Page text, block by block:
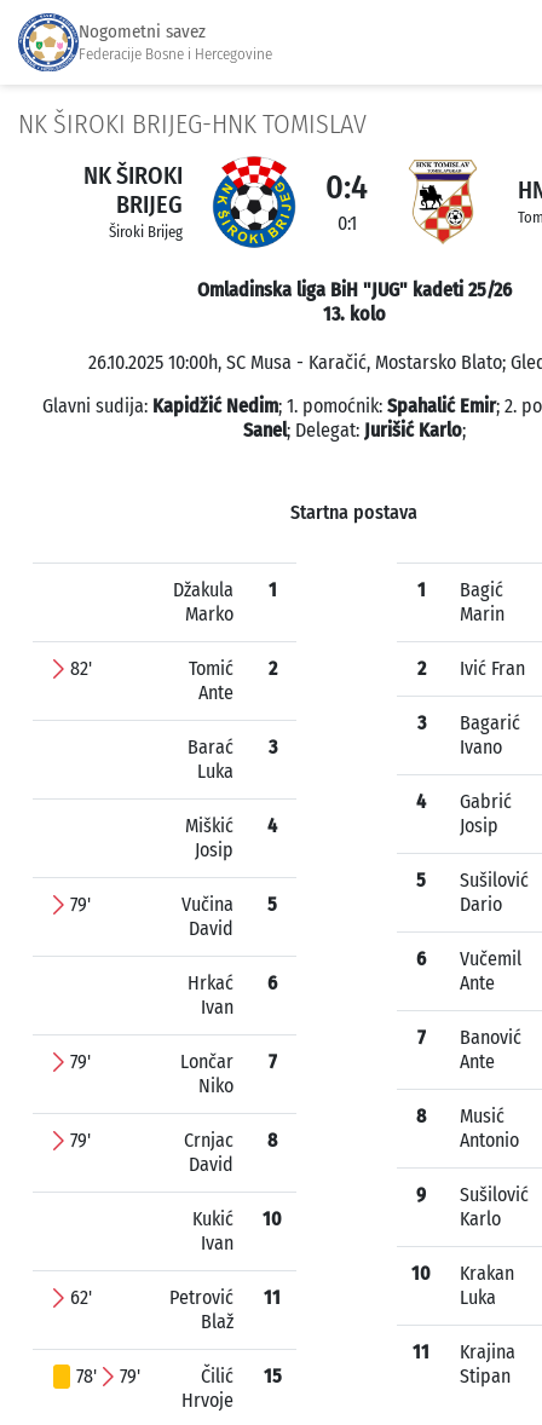
Nogometni savez
Federacije Bosne i Hercegovine
NK ŠIROKI BRIJEG-HNK TOMISLAV
NK ŠIROKI
BRIJEG
Široki Brijeg
0:4
0:1
Omladinska liga BiH "JUG" kadeti 25/26
13. kolo
26.10.2025 10:00h, SC Musa - Karačić, Mostarsko Blato;
Glavni sudija: Kapidžić Nedim; 1. pomoćnik: Spahalić Emir; 2.
Sanel; Delegat: Jurišić Karlo;
Startna postava
Džakula
Marko
1
82'
Tomić
Ante
2
Barać
Luka
3
Miškić
Josip
4
79'
Vučina
David
5
Hrkać
Ivan
6
79'
Lončar
Niko
7
79'
Crnjac
David
8
Kukić
Ivan
10
62'
Petrović
Blaž
11
78' 79'
Čilić
Hrvoje
15
1
Bagić
Marin
2 Ivić Fran
3
Bagarić
Ivano
4
Gabrić
Josip
5
Sušilović
Dario
6
Vučemil
Ante
7
Banović
Ante
8
Musić
Antonio
9
Sušilović
Karlo
10
Krakan
Luka
11
Krajina
Stipan